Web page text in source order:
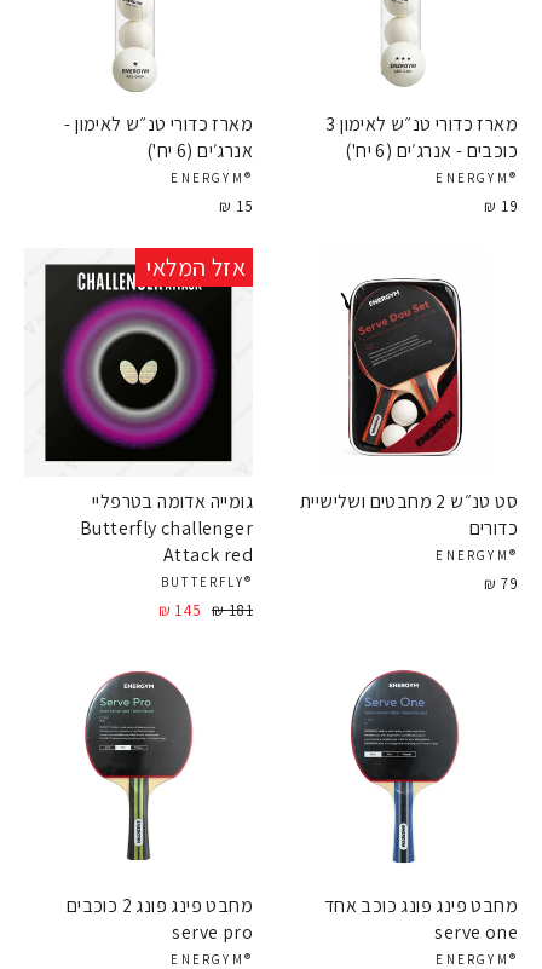
מארז כדורי טנ״ש לאימון 3
כוכבים - אנרג׳ים (6 יח')
®ENERGYM
19 ₪
מארז כדורי טנ״ש לאימון -
אנרג׳ים (6 יח')
®ENERGYM
15 ₪
סט טנ״ש 2 מחבטים ושלישיית
כדורים
®ENERGYM
79 ₪
אזל המלאי
גומייה אדומה בטרפליי
Butterfly challenger
Attack red
®BUTTERFLY
מחיר
181 ₪
מחיר
145 ₪
מחבט פינג פונג כוכב אחד
serve one
®ENERGYM
מחבט פינג פונג 2 כוכבים
serve pro
®ENERGYM